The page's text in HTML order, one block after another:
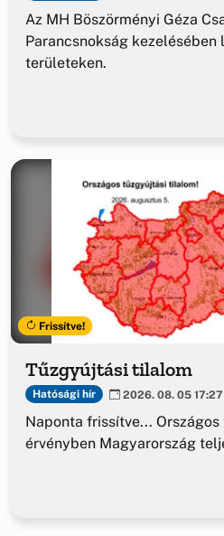
Az MH Böszörményi Géza
Parancsnokság kezelésében
területeken.
Frissítve!
Tűzgyújtási tilalom
Hatósági hír 2026. 08. 05 17:27
Naponta frissítve...
érvényben Magyarország